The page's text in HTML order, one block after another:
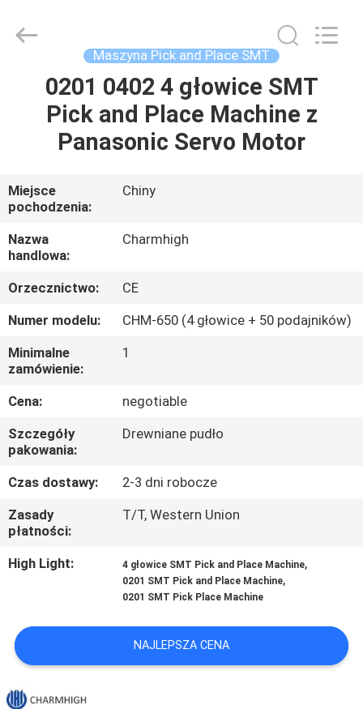
DOM
PRODUKTY
FILMY
O
NAS
WYCIECZKA
FABRYCZNA
KONTROLA
JAKOŚCI
SKONTAKTUJ
SIĘ
Z
NAMI
SHOPPING
ON
TECHNOLOGY
LIMITED.
Maszyna Pick and Place SMT
0201 0402 4 głowice SMT
Pick and Place Machine z
Panasonic Servo Motor
Miejsce
pochodzenia:
Chiny
Nazwa
handlowa:
Charmhigh
Orzecznictwo:
CE
Numer modelu:
CHM-650 (4 głowice + 50 podajników)
Minimalne
zamówienie:
1
Cena:
negotiable
Szczegóły
pakowania:
Drewniane pudło
Czas dostawy:
2-3 dni robocze
Zasady
płatności:
T/T, Western Union
High Light: 4 głowice SMT Pick and Place Machine,
0201 SMT Pick and Place Machine,
0201 SMT Pick Place Machine
NAJLEPSZA CENA